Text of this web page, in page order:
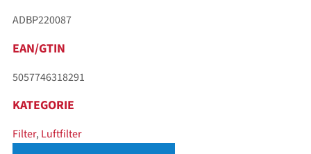
ADBP220087
EAN/GTIN
5057746318291
KATEGORIE
Filter, Luftfilter